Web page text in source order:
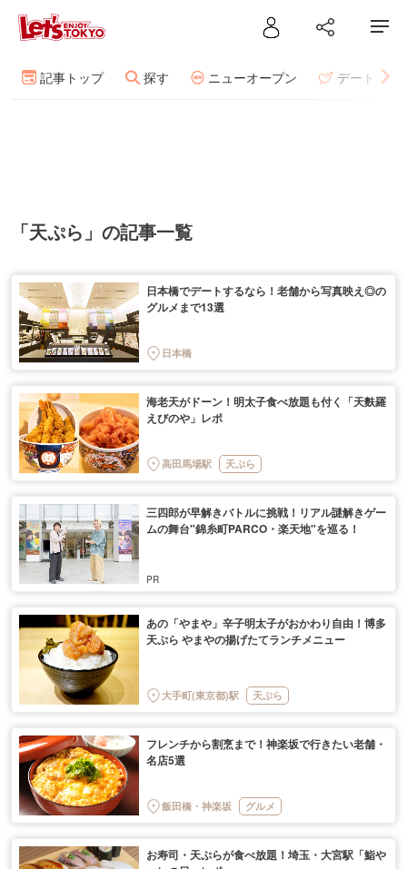
記事トップ 探す ニューオープン デート
「天ぷら」の記事一覧
日本橋でデートするなら！老舗から写真映え◎の
グルメまで13選
日本橋
海老天がドーン！明太子食べ放題も付く「天麩羅
えびのや」レポ
高田馬場駅 天ぷら
三四郎が早解きバトルに挑戦！リアル謎解きゲー
ムの舞台"錦糸町PARCO・楽天地"を巡る！
あの「やまや」辛子明太子がおかわり自由！博多
天ぷら やまやの揚げたてランチメニュー
大手町(東京都)駅 天ぷら
フレンチから割烹まで！神楽坂で行きたい老舗・
名店5選
飯田橋・神楽坂 グルメ
お寿司・天ぷらが食べ放題！埼玉・大宮駅「鮨や